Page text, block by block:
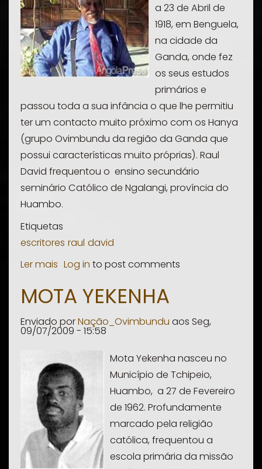
a 23 de Abril de
1918, em Benguela,
na cidade da
Ganda, onde fez
os seus estudos
primários e
passou toda a sua infância o que lhe permitiu
ter um contacto muito próximo com os Hanya
(grupo Ovimbundu da região da Ganda que
possui características muito próprias). Raul
David frequentou o ensino secundário
seminário Católico de Ngalangi, província do
Huambo.
Etiquetas
escritores raul david
Ler mais sobre
David
Log in to post comments
MOTA YEKENHA
Enviado porNação_Ovimbundu aos Seg,
09/07/2009 - 15:58
Mota Yekenha nasceu no
Município de Tchipeio,
Huambo, a 27 de Fevereiro
de 1962. Profundamente
marcado pela religião
católica, frequentou a
escola primária da missão